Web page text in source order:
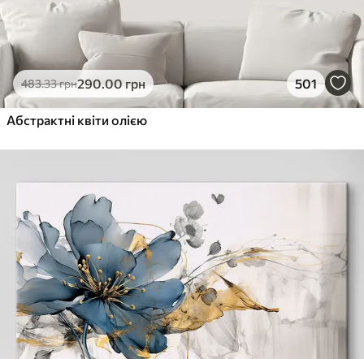
483.33грн290.00грн 501
Абстрактні квіти олією